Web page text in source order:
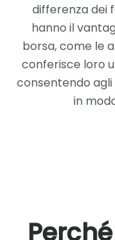
differenza dei
hanno il
borsa, come le
conferisce loro
consentendo
in